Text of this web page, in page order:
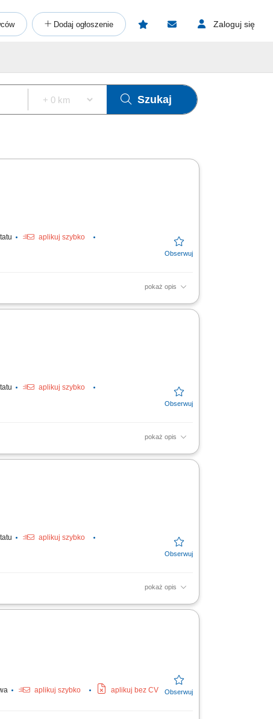
Dodaj ogłoszenie Zaloguj się
Szukaj
aplikuj szybko
pokaż opis
przez schyłkową niewydolność nerek, aż
aplikuj szybko
pokaż opis
indywidualnych planów leczenia,
aplikuj szybko
pokaż opis
Przygotowywanie chorych do procedur
aplikuj szybko aplikuj bez CV